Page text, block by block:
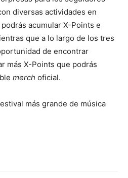
diversas actividades en
acumular X-Points e
que a lo largo de los tres
de encontrar
más X-Points que podrás
merch oficial.
más grande de música